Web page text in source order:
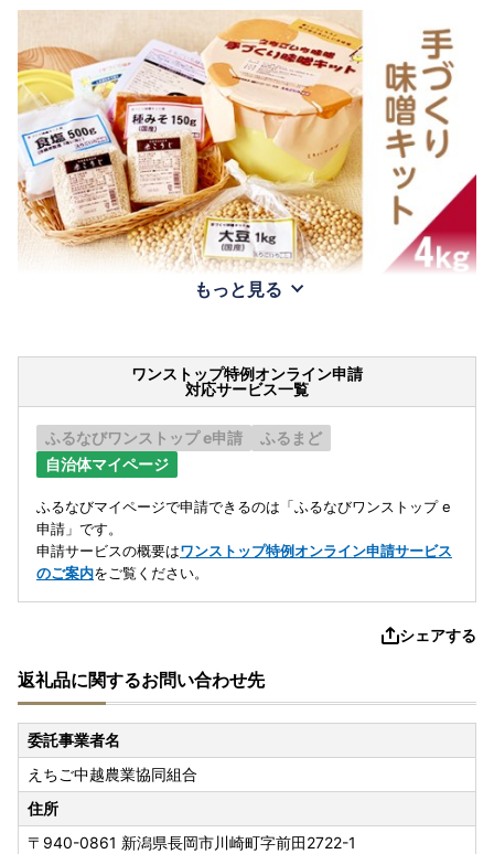
もっと見る
ワンストップ特例オンライン申請
対応サービス一覧
ふるなびワンストップ e申請
ふるまど
自治体マイページ
ふるなびマイページで申請できるのは「ふるなびワンストップ e
申請」です。
申請サービスの概要はワンストップ特例オンライン申請サービス
のご案内をご覧ください。
シェアする
返礼品に関するお問い合わせ先
委託事業者名
えちご中越農業協同組合
住所
〒940-0861 新潟県長岡市川崎町字前田2722-1